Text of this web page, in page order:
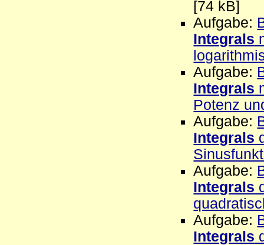
[74 kB]
Aufgabe:
Integrals
Aufgabe:
Integrals
Potenz
Aufgabe:
Integrals
Aufgabe:
Integrals
Aufgabe:
Integrals